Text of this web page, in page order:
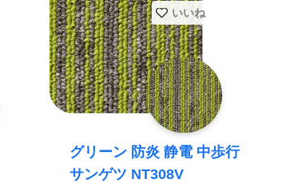
いいね
グリーン 防炎 静電 中歩行
サンゲツ NT308V